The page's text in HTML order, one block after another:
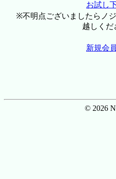
お試し
※不明点ございましたらノ
越しくだ
新規会
© 2026